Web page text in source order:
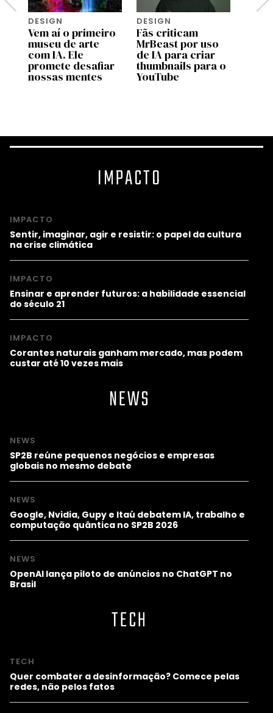
DESIGN
Vem aí o primeiro
museu de arte
com IA. Ele
promete desafiar
nossas mentes
DESIGN
Fãs criticam
MrBeast por uso
de IA para criar
thumbnails para o
YouTube
IMPACTO
IMPACTO
Sentir, imaginar, agir e resistir: o papel da cultura
na crise climática
IMPACTO
Ensinar e aprender futuros: a habilidade essencial
do século 21
IMPACTO
Corantes naturais ganham mercado, mas podem
custar até 10 vezes mais
NEWS
NEWS
SP2B reúne pequenos negócios e empresas
globais no mesmo debate
NEWS
Google, Nvidia, Gupy e Itaú debatem IA, trabalho e
computação quântica no SP2B 2026
NEWS
OpenAI lança piloto de anúncios no ChatGPT no
Brasil
TECH
TECH
Quer combater a desinformação? Comece pelas
redes, não pelos fatos